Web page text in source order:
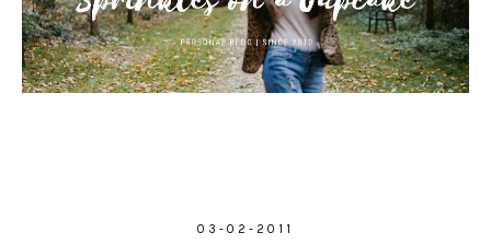
03-02-2011